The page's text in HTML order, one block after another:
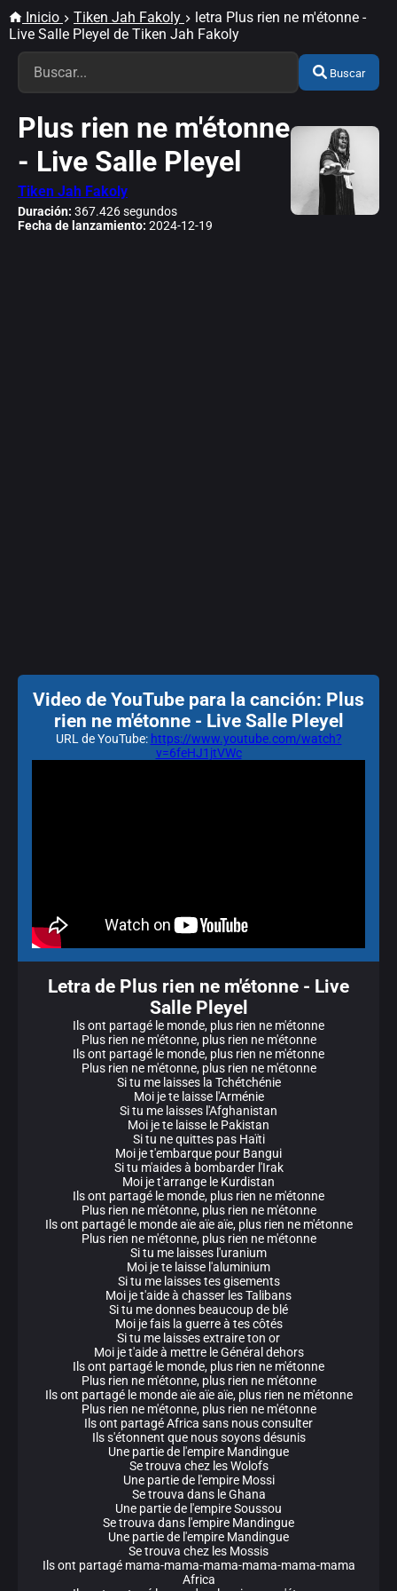
Inicio Tiken Jah Fakoly
letra Plus rien ne m'étonne -
Live Salle Pleyel de Tiken Jah Fakoly
Buscar
Plus rien ne m'étonne
- Live Salle Pleyel
Tiken Jah Fakoly
Duración: 367.426 segundos
Fecha de lanzamiento: 2024-12-19
Video de YouTube para la canción: Plus
rien ne m'étonne - Live Salle Pleyel
URL de YouTube: https://www.youtube.com/watch?
v=6feHJ1jtVWc
Letra de Plus rien ne m'étonne - Live
Salle Pleyel
Ils ont partagé le monde, plus rien ne m'étonne
Plus rien ne m'étonne, plus rien ne m'étonne
Ils ont partagé le monde, plus rien ne m'étonne
Plus rien ne m'étonne, plus rien ne m'étonne
Si tu me laisses la Tchétchénie
Moi je te laisse l'Arménie
Si tu me laisses l'Afghanistan
Moi je te laisse le Pakistan
Si tu ne quittes pas Haïti
Moi je t'embarque pour Bangui
Si tu m'aides à bombarder l'Irak
Moi je t'arrange le Kurdistan
Ils ont partagé le monde, plus rien ne m'étonne
Plus rien ne m'étonne, plus rien ne m'étonne
Ils ont partagé le monde aïe aïe aïe, plus rien ne m'étonne
Plus rien ne m'étonne, plus rien ne m'étonne
Si tu me laisses l'uranium
Moi je te laisse l'aluminium
Si tu me laisses tes gisements
Moi je t'aide à chasser les Talibans
Si tu me donnes beaucoup de blé
Moi je fais la guerre à tes côtés
Si tu me laisses extraire ton or
Moi je t'aide à mettre le Général dehors
Ils ont partagé le monde, plus rien ne m'étonne
Plus rien ne m'étonne, plus rien ne m'étonne
Ils ont partagé le monde aïe aïe aïe, plus rien ne m'étonne
Plus rien ne m'étonne, plus rien ne m'étonne
Ils ont partagé Africa sans nous consulter
Ils s'étonnent que nous soyons désunis
Une partie de l'empire Mandingue
Se trouva chez les Wolofs
Une partie de l'empire Mossi
Se trouva dans le Ghana
Une partie de l'empire Soussou
Se trouva dans l'empire Mandingue
Une partie de l'empire Mandingue
Se trouva chez les Mossis
Ils ont partagé mama-mama-mama-mama-mama-mama
Africa